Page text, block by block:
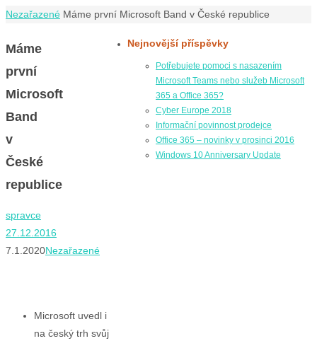
Home
Nezařazené Máme první Microsoft Band v České republice
Máme
první
Microsoft
Band
v
České
republice
spravce
27.12.2016
7.1.2020Nezařazené
​Microsoft uvedl i
na český trh svůj
Nejnovější příspěvky
Potřebujete pomoci s nasazením
Microsoft Teams nebo služeb Microsoft
365 a Office 365?
Cyber Europe 2018
Informační povinnost prodejce
Office 365 – novinky v prosinci 2016
Windows 10 Anniversary Update